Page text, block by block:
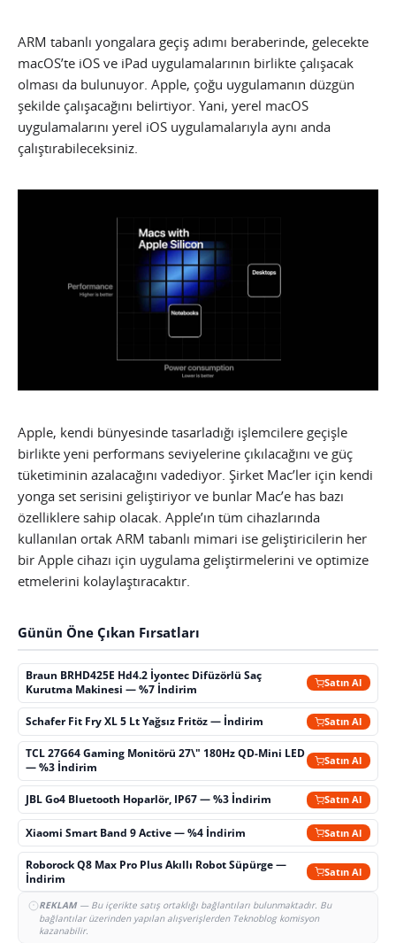
ARM tabanlı yongalara geçiş adımı beraberinde, gelecekte
macOS’te iOS ve iPad uygulamalarının birlikte çalışacak
olması da bulunuyor. Apple, çoğu uygulamanın düzgün
şekilde çalışacağını belirtiyor. Yani, yerel macOS
uygulamalarını yerel iOS uygulamalarıyla aynı anda
çalıştırabileceksiniz.
Apple, kendi bünyesinde tasarladığı işlemcilere geçişle
birlikte yeni performans seviyelerine çıkılacağını ve güç
tüketiminin azalacağını vadediyor. Şirket Mac’ler için kendi
yonga set serisini geliştiriyor ve bunlar Mac’e has bazı
özelliklere sahip olacak. Apple’ın tüm cihazlarında
kullanılan ortak ARM tabanlı mimari ise geliştiricilerin her
bir Apple cihazı için uygulama geliştirmelerini ve optimize
etmelerini kolaylaştıracaktır.
Günün Öne Çıkan Fırsatları
Braun BRHD425E Hd4.2 İyontec Difüzörlü Saç
Kurutma Makinesi — %7 İndirim
Satın Al
Schafer Fit Fry XL 5 Lt Yağsız Fritöz — İndirim Satın Al
TCL 27G64 Gaming Monitörü 27\" 180Hz QD-Mini LED
— %3 İndirim
Satın Al
JBL Go4 Bluetooth Hoparlör, IP67 — %3 İndirim Satın Al
Xiaomi Smart Band 9 Active — %4 İndirim Satın Al
Roborock Q8 Max Pro Plus Akıllı Robot Süpürge —
İndirim
Satın Al
REKLAM— Bu içerikte satış ortaklığı bağlantıları bulunmaktadır. Bu
bağlantılar üzerinden yapılan alışverişlerden Teknoblog komisyon
kazanabilir.